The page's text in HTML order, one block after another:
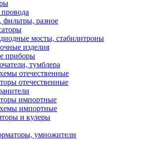
разное
мосты, стабилитроны
изделия
приборы
тумблера
отечественные
отечественные
импортные
импортные
и кулеры
умножители